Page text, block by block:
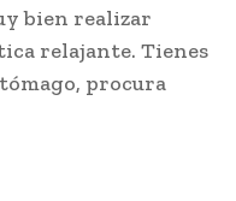
bien realizar
relajante. Tienes
procura